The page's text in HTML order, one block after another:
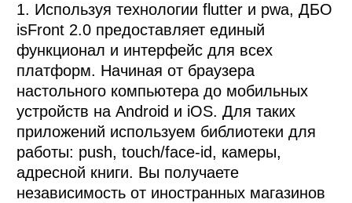
1. Используя технологии flutter и pwa, ДБО
isFront 2.0 предоставляет единый
функционал и интерфейс для всех
платформ. Начиная от браузера
настольного компьютера до мобильных
устройств на Android и iOS. Для таких
приложений используем библиотеки для
работы: push, touch/face-id, камеры,
адресной книги. Вы получаете
независимость от иностранных магазинов